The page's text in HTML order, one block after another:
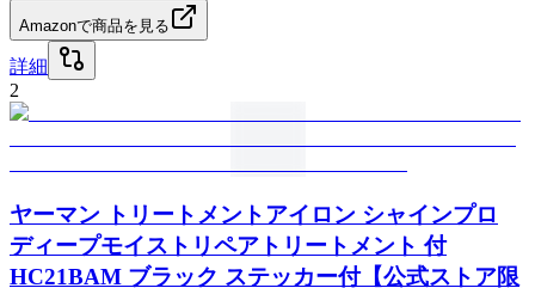
Amazonで商品を見る
詳細
2
ヤーマン トリートメントアイロン シャインプロ
ディープモイストリペアトリートメント 付
HC21BAM ブラック ステッカー付【公式ストア限